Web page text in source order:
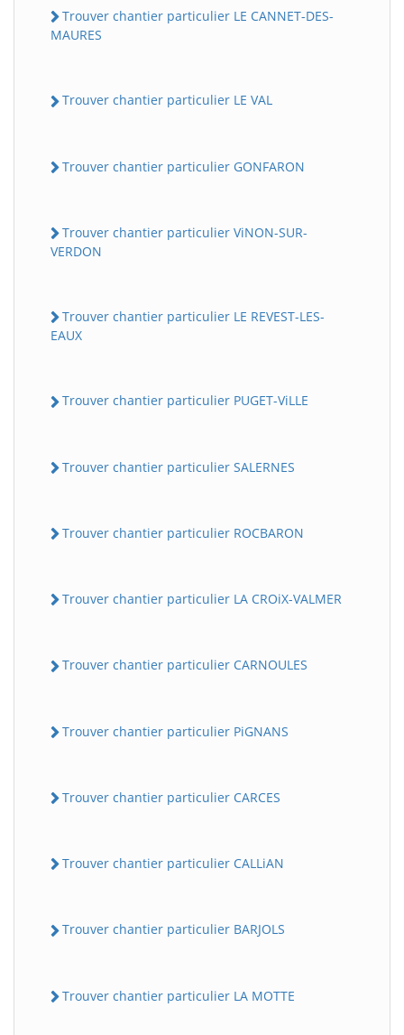
Trouver chantier particulier LE CANNET-DES-
MAURES
Trouver chantier particulier LE VAL
Trouver chantier particulier GONFARON
Trouver chantier particulier ViNON-SUR-
VERDON
Trouver chantier particulier LE REVEST-LES-
EAUX
Trouver chantier particulier PUGET-ViLLE
Trouver chantier particulier SALERNES
Trouver chantier particulier ROCBARON
Trouver chantier particulier LA CROiX-VALMER
Trouver chantier particulier CARNOULES
Trouver chantier particulier PiGNANS
Trouver chantier particulier CARCES
Trouver chantier particulier CALLiAN
Trouver chantier particulier BARJOLS
Trouver chantier particulier LA MOTTE